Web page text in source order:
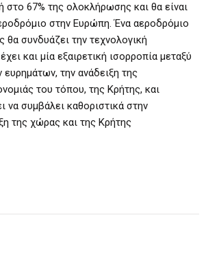
στο 67% της ολοκλήρωσης και θα είναι
στην Ευρώπη. Ένα αεροδρόμιο
συνδυάζει την τεχνολογική
και μία εξαιρετική ισορροπία μεταξύ
την ανάδειξη της
του τόπου, της Κρήτης, και
να συμβάλει καθοριστικά στην
της χώρας και της Κρήτης